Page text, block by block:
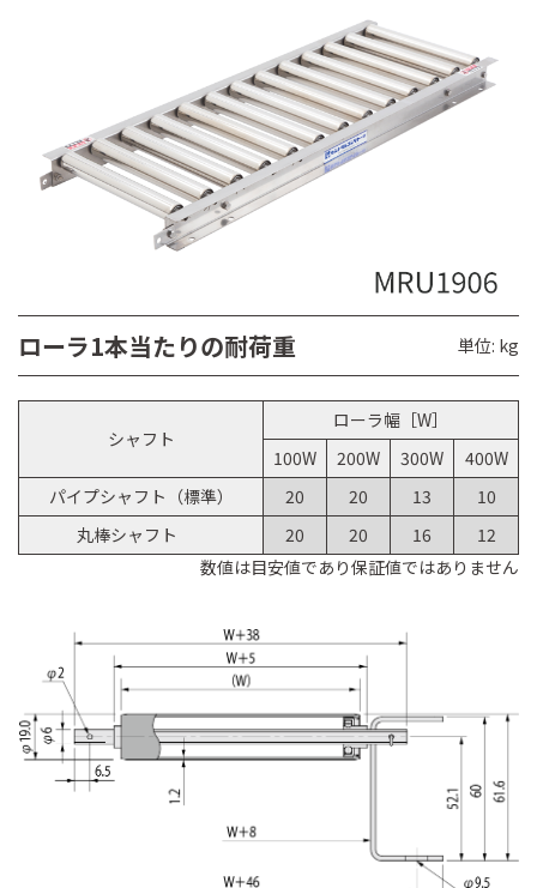
ローラ1本当たりの耐荷重 単位: kg
シャフト
ローラ幅［W］
100W
200W 300W
400W
パイプシャフト（標準）
20 20 13
10
丸棒シャフト
20 20 16
12
数値は目安値であり保証値ではありません